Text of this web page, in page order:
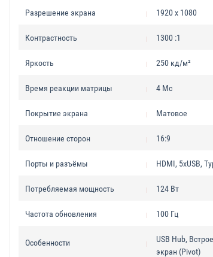
Разрешение экрана 1920 x 1080
Контрастность 1300 :1
Яркость 250 кд/м²
Время реакции матрицы 4 Мс
Покрытие экрана Матовое
Отношение сторон 16:9
Порты и разъёмы HDMI, 5xUSB,
Потребляемая мощность 124 Вт
Частота обновления 100 Гц
Особенности
USB Hub,
экран (Pivot)